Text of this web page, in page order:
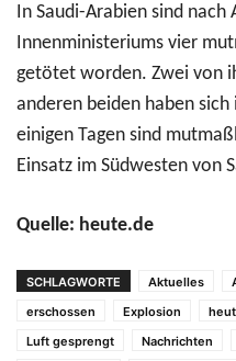
In Saudi-Arabien sind nach
Innenministeriums vier
getötet worden. Zwei von
anderen beiden haben
einigen Tagen sind
Einsatz im Südwesten von
Quelle: heute.de
SCHLAGWORTE Aktuelles
erschossen
Explosion
Luft gesprengt
Nachrichten